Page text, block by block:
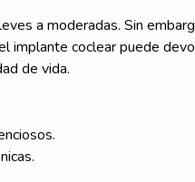
a moderadas. Sin
implante coclear puede
de vida.